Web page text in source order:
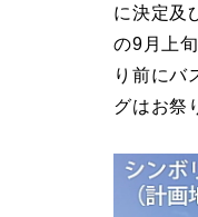
に決定及
の9月上
り前にバ
グはお祭